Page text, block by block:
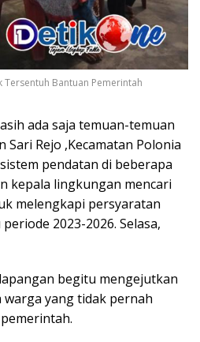
Tersentuh Bantuan Pemerintah
ada saja temuan-temuan
Sari Rejo ,Kecamatan Polonia
pendatan di beberapa
kepala lingkungan mencari
melengkapi persyaratan
2023-2026. Selasa,
begitu mengejutkan
warga yang tidak pernah